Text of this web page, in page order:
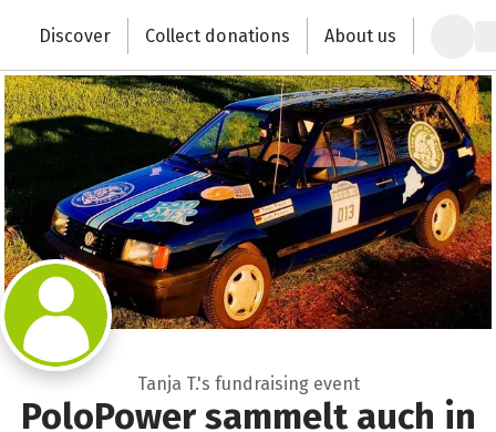
Change the world with your donation
Discover Collect donations About us
Tanja T.'s fundraising event
PoloPower sammelt auch in